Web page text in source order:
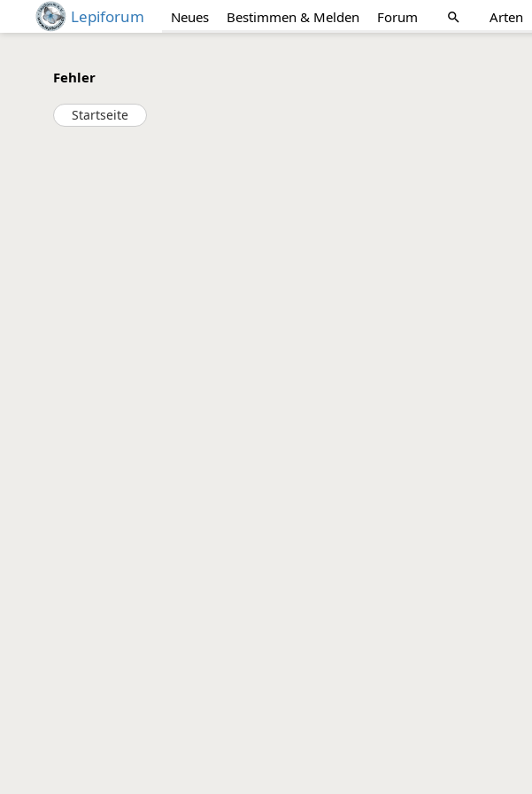
Lepiforum Neues Bestimmen & Melden Forum search Arten
Fehler
Startseite